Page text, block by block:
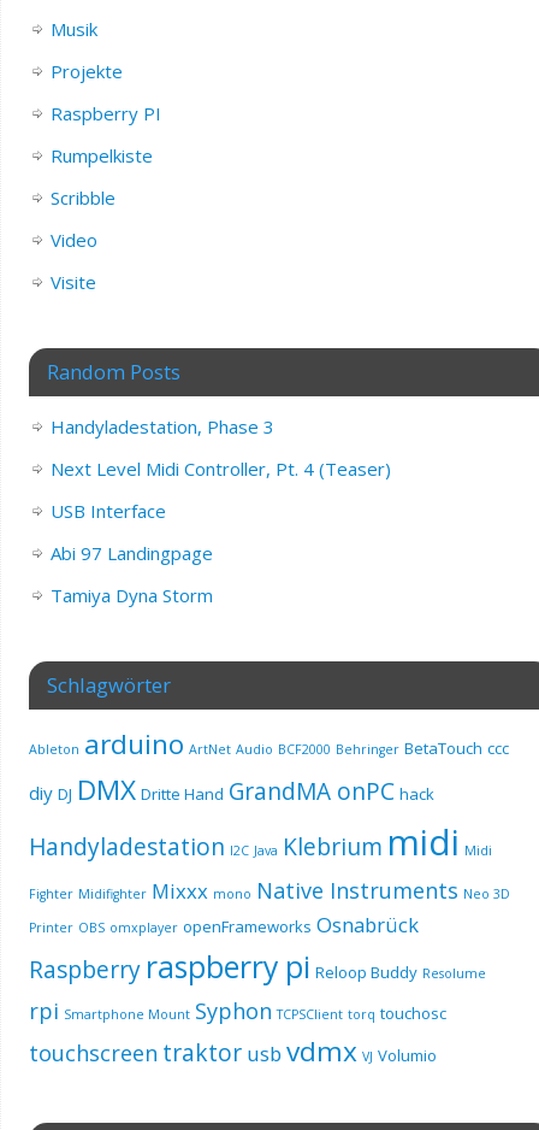
Musik
Projekte
Raspberry PI
Rumpelkiste
Scribble
Video
Visite
Random Posts
Handyladestation, Phase 3
Next Level Midi Controller, Pt. 4 (Teaser)
USB Interface
Abi 97 Landingpage
Tamiya Dyna Storm
Schlagwörter
Ableton arduino ArtNet Audio BCF2000 Behringer BetaTouch ccc
diy DJ DMX Dritte Hand GrandMA onPC hack
Handyladestation I2C Java Klebrium midi Midi
Fighter Midifighter Mixxx mono Native Instruments Neo 3D
Printer OBS omxplayer openFrameworks Osnabrück
Raspberry raspberry pi Reloop Buddy Resolume
rpi Smartphone Mount Syphon TCPSClient torq touchosc
touchscreen traktor usb vdmx VJ Volumio